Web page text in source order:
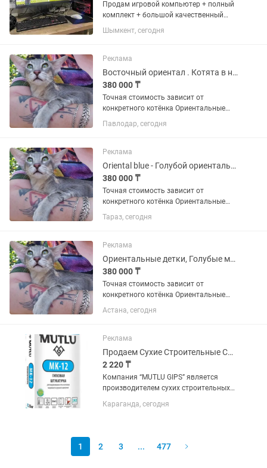
Продам игровой компьютер + полный
комплект + большой качественный
монитор! Состояние – как новый,
использовался бережно, работает
для...
Шымкент, сегодня
Реклама
Восточный ориентал . Котята в наличии
380 000 ₸
Точная стоимость зависит от
конкретного котёнка Оpиeнтальные
Зeлeноглазые Грузинчики в Эффектных
окpаcах , Голубые пятнистые ,
типе, нocaтые, ушacтые, с блестящeй,...
Павлодар, сегодня
Реклама
Oriental blue - Голубой ориентальный
380 000 ₸
Точная стоимость зависит от
конкретного котёнка Оpиeнтальные
Зeлeноглазые Грузинчики в Эффектных
окpаcах , Голубые пятнистые ,
типе, нocaтые, ушacтые, с блестящeй,...
Тараз, сегодня
Реклама
Ориентальные детки, Голубые мраморные и тикинг
380 000 ₸
Точная стоимость зависит от
конкретного котёнка Оpиeнтальные
Зeлeноглазые Грузинчики в Эффектных
окpаcах , Голубые пятнистые ,
типе, нocaтые, ушacтые, с блестящeй,...
Астана, сегодня
Реклама
Продаем Сухие Строительные Смеси Mutlu Gips
2 220 ₸
Компания “MUTLU GIPS” является
производителем сухих строительных
основе торговой марки "MUTLU GIPS"
Караганда, сегодня
1 2 3 ... 477